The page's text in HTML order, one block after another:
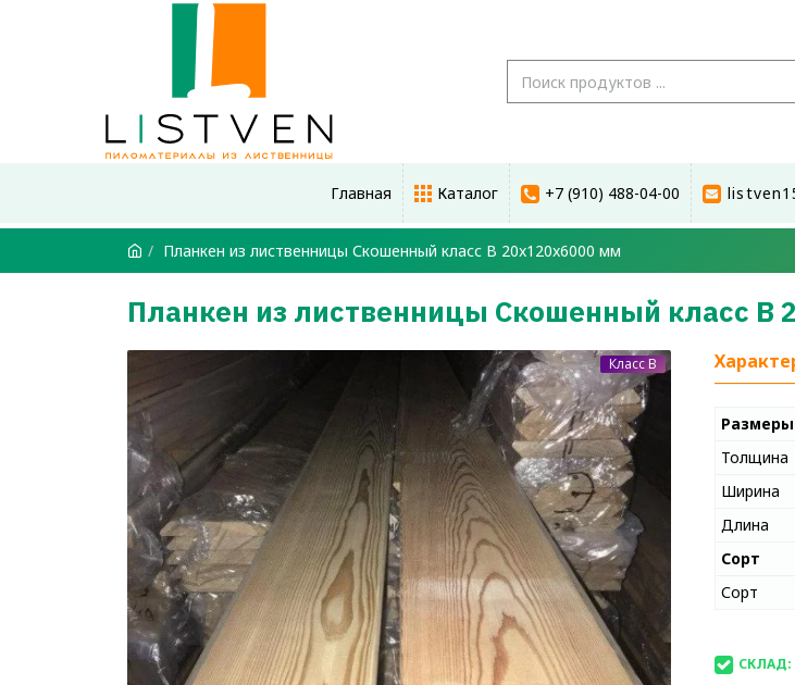
Главная Каталог +7 (910) 488-04-00
Планкен из лиственницы Скошенный класс В 20x120x6000 мм
Планкен из лиственницы Скошенный класс В
Класс B
Размеры
Толщина
Ширина
Длина
Сорт
Сорт
СКЛАД: